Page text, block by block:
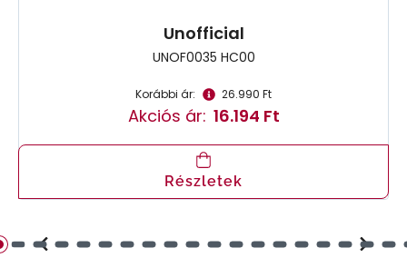
Unofficial
UNOF0035 HC00
Korábbi ár: 26.990 Ft
Akciós ár: 16.194 Ft
Részletek